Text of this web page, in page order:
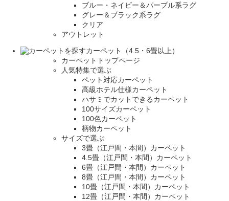
ブルー・ネイビー＆パープル系ラグ
グレー＆ブラック系ラグ
クリア
アウトレット
カーペット（4.5・6畳以上）
カーペットトップページ
人気特集で選ぶ
ペット対応カーペット
高級ホテル仕様カーペット
ハサミでカットできるカーペット
100サイズカーペット
100色カーペット
柄物カーペット
サイズで選ぶ
3畳（江戸間・本間）カーペット
4.5畳（江戸間・本間）カーペット
6畳（江戸間・本間）カーペット
8畳（江戸間・本間）カーペット
10畳（江戸間・本間）カーペット
12畳（江戸間・本間）カーペット